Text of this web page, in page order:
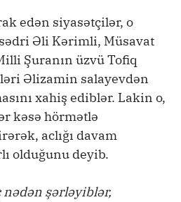
edən siyasətçilər, o
Əli Kərimli, Müsavat
Şuranın üzvü Tofiq
Əlizamin salayevdən
xahiş ediblər. Lakin o,
kəsə hörmətlə
aclığı davam
olduğunu deyib.
şərləyiblər,